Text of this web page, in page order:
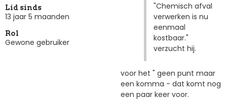
Lid sinds
13 jaar 5 maanden
Rol
Gewone gebruiker
"Chemisch afval
verwerken is nu
eenmaal
kostbaar."
verzucht hij.
voor het " geen punt maar
een komma - dat komt nog
een paar keer voor.